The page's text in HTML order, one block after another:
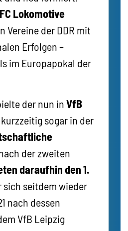
Lokomotive
Vereine der DDR mit
Erfolgen –
im Europapokal der
der nun inVfB
sogar in der
der zweiten
daraufhin den 1.
sich seitdem wieder
nach dessen
VfB Leipzig